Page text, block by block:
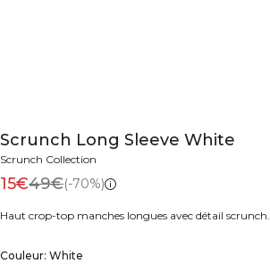
Scrunch Long Sleeve White
Scrunch Collection
15€49€(-70%)
Haut crop-top manches longues avec détail scrunch.
Couleur: White